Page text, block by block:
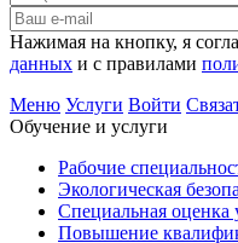
Нажимая на кнопку, я
данных и с правилами
Меню Услуги Войти
Обучение и услуги
Рабочие
Экологическая
Специальная оценка
Повышение